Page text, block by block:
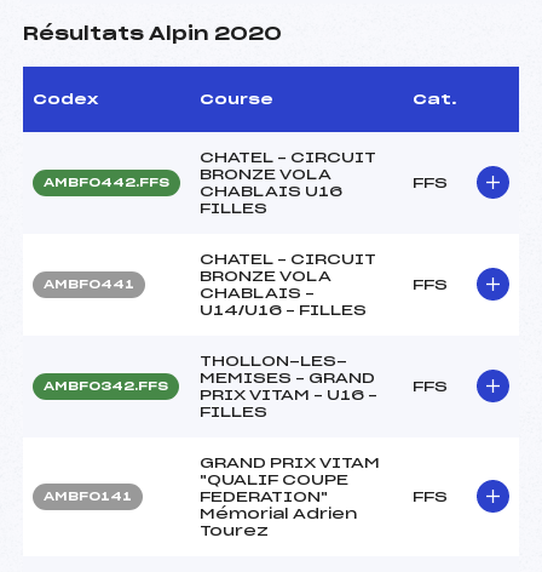
Résultats Alpin 2020
Codex Course Cat.
AMBF0442.FFS
CHATEL – CIRCUIT
BRONZE VOLA
CHABLAIS U16
FILLES
FFS
AMBF0441
CHATEL – CIRCUIT
BRONZE VOLA
CHABLAIS –
U14/U16 – FILLES
FFS
AMBF0342.FFS
THOLLON-LES-
MEMISES – GRAND
PRIX VITAM – U16 –
FILLES
FFS
AMBF0141
GRAND PRIX VITAM
"QUALIF COUPE
FEDERATION"
Mémorial Adrien
Tourez
FFS